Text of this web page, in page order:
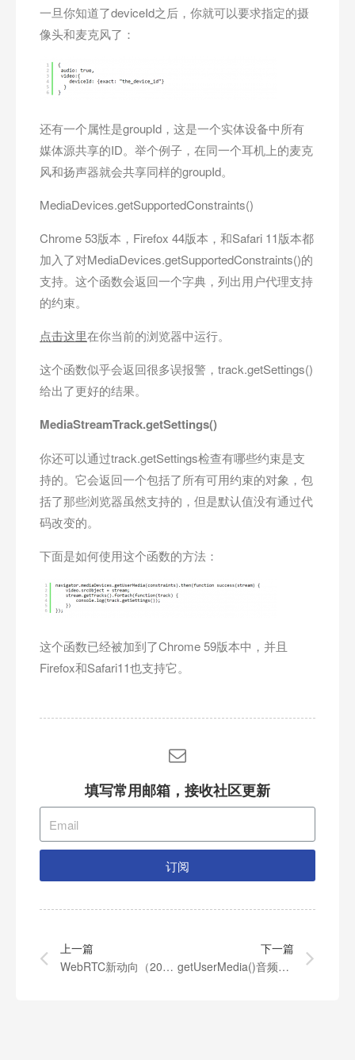
一旦你知道了deviceId之后，你就可以要求指定的摄
像头和麦克风了：
还有一个属性是groupId，这是一个实体设备中所有
媒体源共享的ID。举个例子，在同一个耳机上的麦克
风和扬声器就会共享同样的groupId。
MediaDevices.getSupportedConstraints()
Chrome 53版本，Firefox 44版本，和Safari 11版本都
加入了对MediaDevices.getSupportedConstraints()的
支持。这个函数会返回一个字典，列出用户代理支持
的约束。
点击这里在你当前的浏览器中运行。
这个函数似乎会返回很多误报警，track.getSettings()
给出了更好的结果。
MediaStreamTrack.getSettings()
你还可以通过track.getSettings检查有哪些约束是支
持的。它会返回一个包括了所有可用约束的对象，包
括了那些浏览器虽然支持的，但是默认值没有通过代
码改变的。
下面是如何使用这个函数的方法：
这个函数已经被加到了Chrome 59版本中，并且
Firefox和Safari11也支持它。
填写常用邮箱，接收社区更新
订阅
上一篇
WebRTC新动向（2017年第四季度情况）
下一篇
getUserMedia()音频约束